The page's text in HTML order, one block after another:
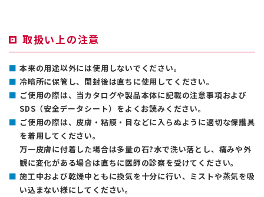
取扱い上の注意
本来の用途以外には使用しないでください。
冷暗所に保管し、開封後は直ちに使用してください。
ご使用の際は、当カタログや製品本体に記載の注意事項および
SDS（安全データシート）をよくお読みください。
ご使用の際は、皮膚・粘膜・目などに入らぬように適切な保護具
を着用してください。
万一皮膚に付着した場合は多量の石?水で洗い落とし、痛みや外
観に変化がある場合は直ちに医師の診察を受けてください。
施工中および乾燥中ともに換気を十分に行い、ミストや蒸気を吸
い込まない様にしてください。